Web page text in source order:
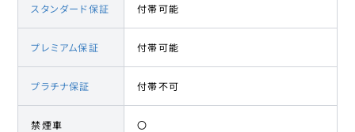
スタンダード保証 付帯可能
プレミアム保証 付帯可能
プラチナ保証 付帯不可
禁煙車 〇